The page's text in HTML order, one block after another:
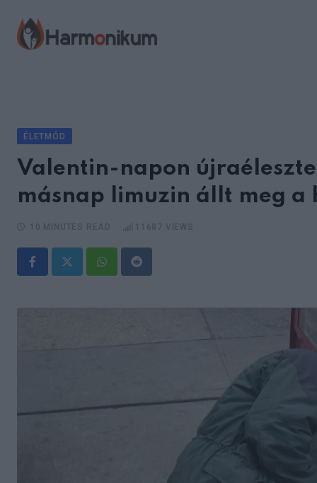
content
ÉLETMÓD
Valentin-napon
másnap limuzin állt meg
WhatsappReddit